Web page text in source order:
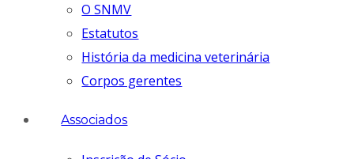
O SNMV
Estatutos
História da medicina veterinária
Corpos gerentes
Associados